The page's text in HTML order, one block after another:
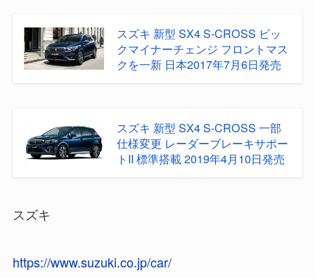
スズキ 新型 SX4 S-CROSS ビッ
クマイナーチェンジ フロントマス
クを一新 日本2017年7月6日発売
スズキ 新型 SX4 S-CROSS 一部
仕様変更 レーダーブレーキサポー
トII 標準搭載 2019年4月10日発売
スズキ
https://www.suzuki.co.jp/car/